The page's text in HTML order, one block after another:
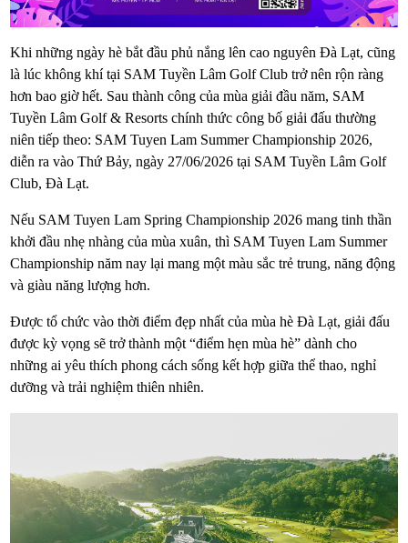
Khi những ngày hè bắt đầu phủ nắng lên cao nguyên Đà Lạt, cũng
là lúc không khí tại SAM Tuyền Lâm Golf Club trở nên rộn ràng
hơn bao giờ hết. Sau thành công của mùa giải đầu năm, SAM
Tuyền Lâm Golf & Resorts chính thức công bố giải đấu thường
niên tiếp theo: SAM Tuyen Lam Summer Championship 2026,
diễn ra vào Thứ Bảy, ngày 27/06/2026 tại SAM Tuyền Lâm Golf
Club, Đà Lạt.
Nếu SAM Tuyen Lam Spring Championship 2026 mang tinh thần
khởi đầu nhẹ nhàng của mùa xuân, thì SAM Tuyen Lam Summer
Championship năm nay lại mang một màu sắc trẻ trung, năng động
và giàu năng lượng hơn.
Được tổ chức vào thời điểm đẹp nhất của mùa hè Đà Lạt, giải đấu
được kỳ vọng sẽ trở thành một “điểm hẹn mùa hè” dành cho
những ai yêu thích phong cách sống kết hợp giữa thể thao, nghỉ
dưỡng và trải nghiệm thiên nhiên.